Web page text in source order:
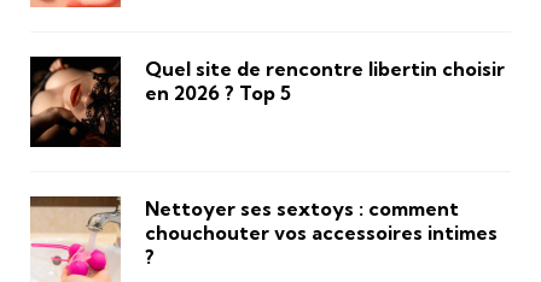
Quel site de rencontre libertin choisir
en 2026 ? Top 5
Nettoyer ses sextoys : comment
chouchouter vos accessoires intimes
?